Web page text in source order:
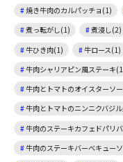
焼き牛肉のカルパッチョ(1)
煮っ転がし(1)
煮浸し(2)
牛ひき肉(1)
牛ロース(1)
牛肉シャリアピン風ステーキ
牛肉とトマトのオイスターソ
牛肉とトマトのニンニクバジ
牛肉のステーキカフェドパリ
牛肉のステーキバーベキュー